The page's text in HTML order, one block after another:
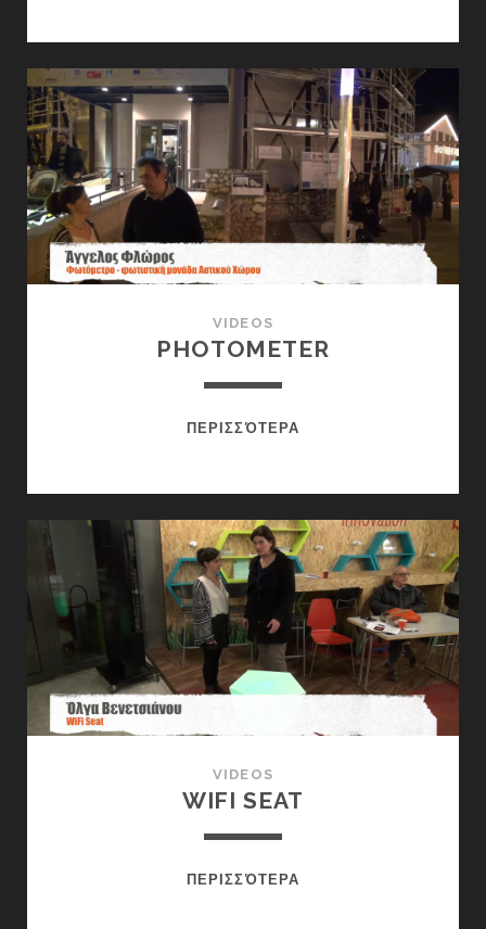
VIDEOS
PHOTOMETER
ΠΕΡΙΣΣΌΤΕΡΑPHOTOMETER
VIDEOS
WIFI SEAT
ΠΕΡΙΣΣΌΤΕΡΑWIFI